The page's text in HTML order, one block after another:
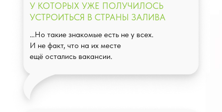
…Но такие знакомые есть не у всех.
И не факт, что на их месте
ещё остались вакансии.
У КОТОРЫХ УЖЕ ПОЛУЧИЛОСЬ
УСТРОИТЬСЯ В СТРАНЫ ЗАЛИВА